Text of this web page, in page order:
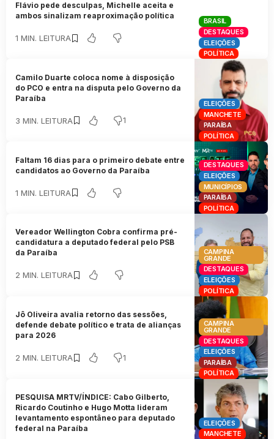
BRASIL
DESTAQUES
ELEIÇÕES
POLÍTICA
Flávio pede desculpas, Michelle aceita e
ambos sinalizam reaproximação política
1 MIN. LEITURA
ELEIÇÕES
MANCHETE
PARAÍBA
POLÍTICA
Camilo Duarte coloca nome à disposição
do PCO e entra na disputa pelo Governo da
Paraíba
3 MIN. LEITURA 1
DESTAQUES
ELEIÇÕES
MUNICÍPIOS
PARAÍBA
POLÍTICA
Faltam 16 dias para o primeiro debate entre
candidatos ao Governo da Paraíba
1 MIN. LEITURA
CAMPINA
GRANDE
DESTAQUES
ELEIÇÕES
POLÍTICA
Vereador Wellington Cobra confirma pré-
candidatura a deputado federal pelo PSB
da Paraíba
2 MIN. LEITURA
CAMPINA
GRANDE
DESTAQUES
ELEIÇÕES
PARAÍBA
POLÍTICA
Jô Oliveira avalia retorno das sessões,
defende debate político e trata de alianças
para 2026
2 MIN. LEITURA 1
ELEIÇÕES
MANCHETE
PESQUISA MRTV/ÍNDICE: Cabo Gilberto,
Ricardo Coutinho e Hugo Motta lideram
levantamento espontâneo para deputado
federal na Paraíba